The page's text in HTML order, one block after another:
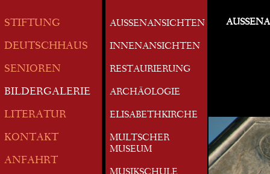
STIFTUNG
DEUTSCHHAUS
SENIOREN
BILDERGALERIE
LITERATUR
KONTAKT
ANFAHRT
AUSSENANSICHTEN
INNENANSICHTEN
RESTAURIERUNG
ARCHÄOLOGIE
ELISABETHKIRCHE
MULTSCHER
MUSEUM